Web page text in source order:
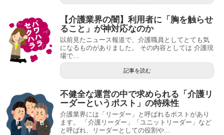
【介護業界の闇】利用者に「胸を触らせ
ること」が神対応なのか
以前見たニュース報道で、介護職員としてとても気
になるものがありました。 その内容としては 介護現
場で...
記事を読む
不健全な運営の中で求められる「介護リ
ーダーというポスト」の特殊性
介護業界には「リーダー」と呼ばれるポストがあり
ます。 「介護リーダー」「ユニットリーダー」など
と呼ばれ、リーダーとしての役割や...